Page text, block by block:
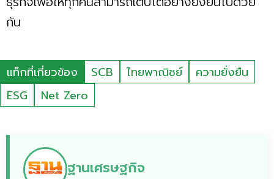
กัน
แท็กที่เกี่ยวข้อง SCB ไทยพาณิชย์
ความยั่งยืน
ESG
Net Zero
ฐานเศรษฐกิจ